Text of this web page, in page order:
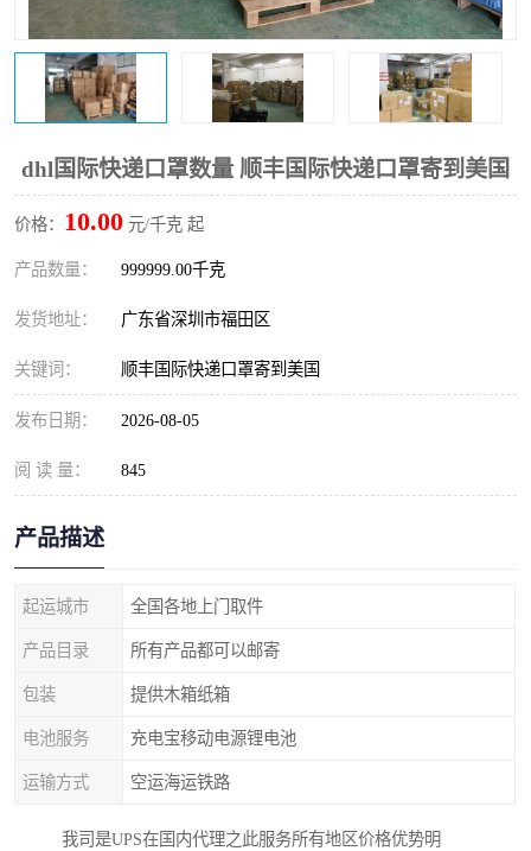
dhl国际快递口罩数量 顺丰国际快递口罩寄到美国
价格： 10.00 元/千克 起
产品数量： 999999.00千克
发货地址： 广东省深圳市福田区
关键词： 顺丰国际快递口罩寄到美国
发布日期： 2026-08-05
阅 读 量： 845
产品描述
起运城市 全国各地上门取件
产品目录 所有产品都可以邮寄
包装 提供木箱纸箱
电池服务 充电宝移动电源锂电池
运输方式 空运海运铁路
我司是UPS在国内代理之此服务所有地区价格优势明